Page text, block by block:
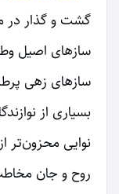
گشت و گذار در
سازهای اصیل
سازهای زهی
بسیاری از
نوایی محزون‌تر
روح و جان